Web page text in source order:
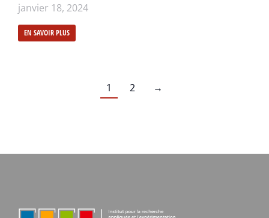
janvier 18, 2024
EN SAVOIR PLUS
1 2 →